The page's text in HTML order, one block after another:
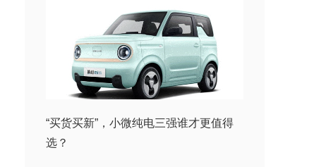
“买货买新”，小微纯电三强谁才更值得
选？